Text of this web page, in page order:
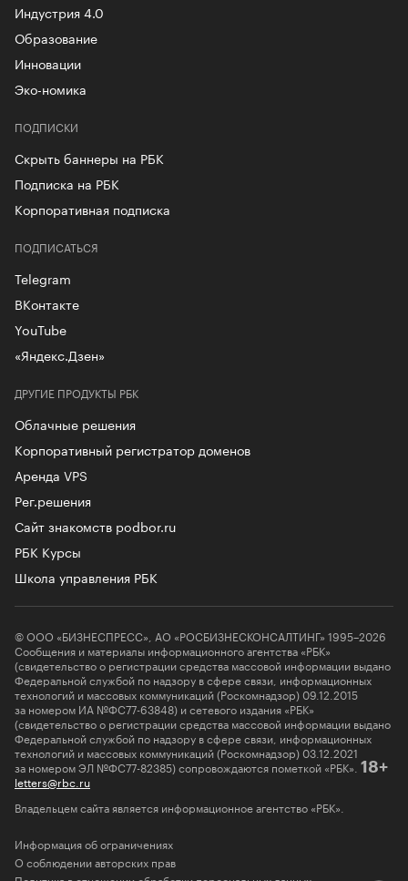
Индустрия 4.0
Образование
Инновации
Эко-номика
ПОДПИСКИ
Скрыть баннеры на РБК
Подписка на РБК
Корпоративная подписка
ДРУГИЕ ПРОДУКТЫ РБК
Облачные решения
Корпоративный регистратор доменов
Аренда VPS
Рег.решения
Сайт знакомств podbor.ru
РБК Курсы
Школа управления РБК
ПОДПИСАТЬСЯ
Telegram
ВКонтакте
YouTube
«Яндекс.Дзен»
© ООО «БИЗНЕСПРЕСС», АО «РОСБИЗНЕСКОНСАЛТИНГ» 1995–2026
Сообщения и материалы информационного агентства «РБК»
(свидетельство о регистрации средства массовой информации выдано
Федеральной службой по надзору в сфере связи, информационных
технологий и массовых коммуникаций (Роскомнадзор) 09.12.2015
за номером ИА №ФС77-63848) и сетевого издания «РБК»
(свидетельство о регистрации средства массовой информации выдано
Федеральной службой по надзору в сфере связи, информационных
технологий и массовых коммуникаций (Роскомнадзор) 03.12.2021
за номером ЭЛ №ФС77-82385) сопровождаются пометкой «РБК». 18+
letters@rbc.ru
Владельцем сайта является информационное агентство «РБК».
Информация об ограничениях
О соблюдении авторских прав